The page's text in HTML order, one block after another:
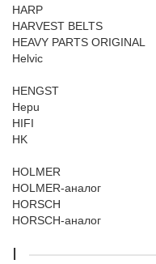
HARP
HARVEST BELTS
HEAVY PARTS ORIGINAL
Helvic
HENGST
Hepu
HIFI
HK
HOLMER
HOLMER-аналог
HORSCH
HORSCH-аналог
I